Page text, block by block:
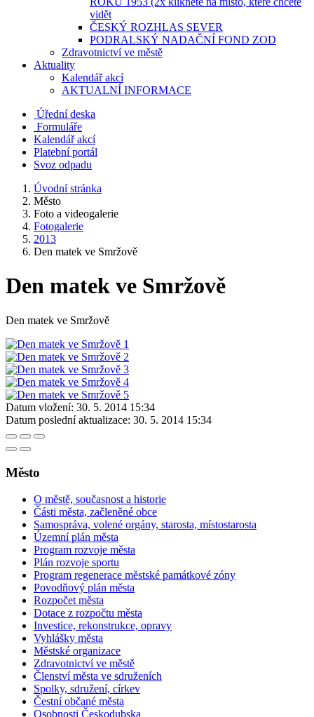
vidět
ČESKÝ ROZHLAS SEVER
PODRALSKÝ NADAČNÍ FOND ZOD
Zdravotnictví ve městě
Aktuality
Kalendář akcí
AKTUALNÍ INFORMACE
Úřední deska
Formuláře
Kalendář akcí
Platební portál
Svoz odpadu
Úvodní stránka
Město
Foto a videogalerie
Fotogalerie
2013
Den matek ve Smržově
Den matek ve Smržově
Den matek ve Smržově
Datum vložení: 30. 5. 2014 15:34
Datum poslední aktualizace: 30. 5. 2014 15:34
Město
O městě, současnost a historie
Části města, začleněné obce
Samospráva, volené orgány, starosta, místostarosta
Územní plán města
Program rozvoje města
Plán rozvoje sportu
Program regenerace městské památkové zóny
Povodňový plán města
Rozpočet města
Dotace z rozpočtu města
Investice, rekonstrukce, opravy
Vyhlášky města
Městské organizace
Zdravotnictví ve městě
Členství města ve sdruženích
Spolky, sdružení, církev
Čestní občané města
Osobnosti Českodubska